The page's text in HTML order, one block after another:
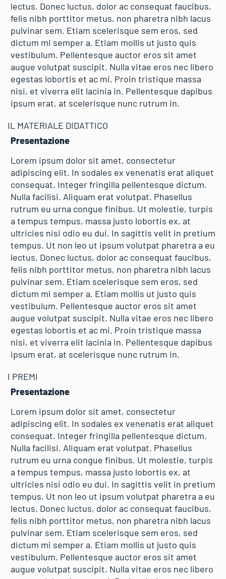
lectus. Donec luctus, dolor ac consequat faucibus,
felis nibh porttitor metus, non pharetra nibh lacus
pulvinar sem. Etiam scelerisque sem eros, sed
dictum mi semper a. Etiam mollis ut justo quis
vestibulum. Pellentesque auctor eros sit amet
augue volutpat suscipit. Nulla vitae eros nec libero
egestas lobortis et ac mi. Proin tristique massa
nisi, et viverra elit lacinia in. Pellentesque dapibus
ipsum erat, at scelerisque nunc rutrum in.
IL MATERIALE DIDATTICO
Presentazione
Lorem ipsum dolor sit amet, consectetur
adipiscing elit. In sodales ex venenatis erat aliquet
consequat. Integer fringilla pellentesque dictum.
Nulla facilisi. Aliquam erat volutpat. Phasellus
rutrum eu urna congue finibus. Ut molestie, turpis
a tempus tempus, massa justo lobortis ex, at
ultricies nisi odio eu dui. In sagittis velit in pretium
tempus. Ut non leo ut ipsum volutpat pharetra a eu
lectus. Donec luctus, dolor ac consequat faucibus,
felis nibh porttitor metus, non pharetra nibh lacus
pulvinar sem. Etiam scelerisque sem eros, sed
dictum mi semper a. Etiam mollis ut justo quis
vestibulum. Pellentesque auctor eros sit amet
augue volutpat suscipit. Nulla vitae eros nec libero
egestas lobortis et ac mi. Proin tristique massa
nisi, et viverra elit lacinia in. Pellentesque dapibus
ipsum erat, at scelerisque nunc rutrum in.
I PREMI
Presentazione
Lorem ipsum dolor sit amet, consectetur
adipiscing elit. In sodales ex venenatis erat aliquet
consequat. Integer fringilla pellentesque dictum.
Nulla facilisi. Aliquam erat volutpat. Phasellus
rutrum eu urna congue finibus. Ut molestie, turpis
a tempus tempus, massa justo lobortis ex, at
ultricies nisi odio eu dui. In sagittis velit in pretium
tempus. Ut non leo ut ipsum volutpat pharetra a eu
lectus. Donec luctus, dolor ac consequat faucibus,
felis nibh porttitor metus, non pharetra nibh lacus
pulvinar sem. Etiam scelerisque sem eros, sed
dictum mi semper a. Etiam mollis ut justo quis
vestibulum. Pellentesque auctor eros sit amet
augue volutpat suscipit. Nulla vitae eros nec libero